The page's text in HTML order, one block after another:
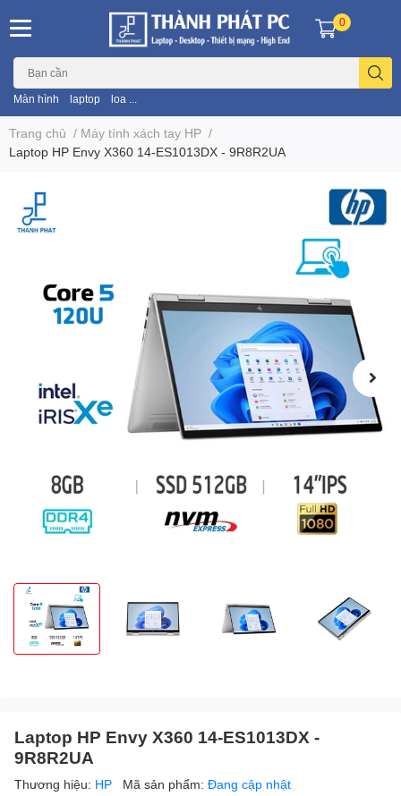
Màn hình laptop loa ...
0
Trang chủ / Máy tính xách tay HP /
Laptop HP Envy X360 14-ES1013DX - 9R8R2UA
Laptop HP Envy X360 14-ES1013DX -
9R8R2UA
Thương hiệu: HP Mã sản phẩm: Đang cập nhật